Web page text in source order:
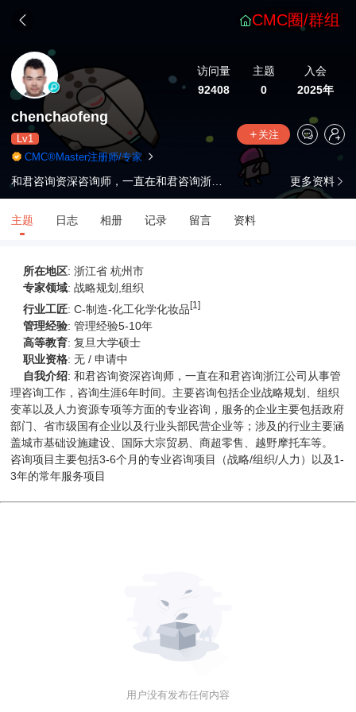
CMC圈/群组
访问量
92408
主题
0
入会
2025年
chenchaofeng
Lv1
关注
CMC®Master注册师/专家
更多资料
主题 日志 相册 记录 留言 资料
所在地区: 浙江省 杭州市
专家领域: 战略规划,组织
行业工匠: C-制造-化工化学化妆品 [1]
管理经验: 管理经验5-10年
高等教育: 复旦大学硕士
职业资格: 无 / 申请中
自我介绍: 和君咨询资深咨询师，一直在和君咨询浙江公司从事管
理咨询工作，咨询生涯6年时间。主要咨询包括企业战略规划、组织
变革以及人力资源专项等方面的专业咨询，服务的企业主要包括政府
部门、省市级国有企业以及行业头部民营企业等；涉及的行业主要涵
盖城市基础设施建设、国际大宗贸易、商超零售、越野摩托车等。
咨询项目主要包括3-6个月的专业咨询项目（战略/组织/人力）以及1-
3年的常年服务项目
用户没有发布任何内容